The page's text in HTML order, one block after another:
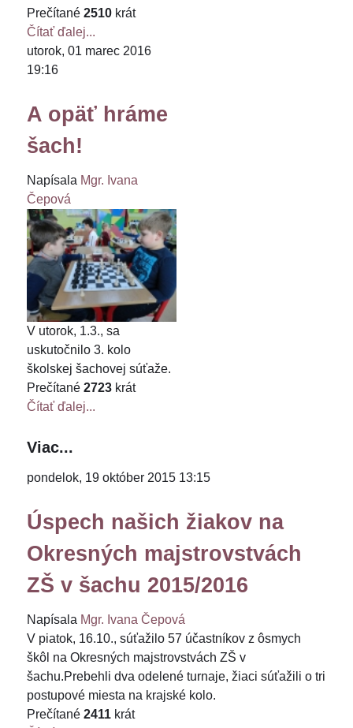
Prečítané 2510 krát
Čítať ďalej...
utorok, 01 marec 2016
19:16
A opäť hráme
šach!
Napísala Mgr. Ivana
Čepová
V utorok, 1.3., sa
uskutočnilo 3. kolo
školskej šachovej súťaže.
Prečítané 2723 krát
Čítať ďalej...
Viac...
pondelok, 19 október 2015 13:15
Úspech našich žiakov na
Okresných majstrovstvách
ZŠ v šachu 2015/2016
Napísala Mgr. Ivana Čepová
V piatok, 16.10., súťažilo 57 účastníkov z ôsmych
škôl na Okresných majstrovstvách ZŠ v
šachu.Prebehli dva odelené turnaje, žiaci súťažili o tri
postupové miesta na krajské kolo.
Prečítané 2411 krát